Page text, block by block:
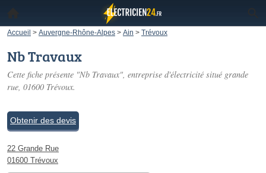
Accueil > Auvergne-Rhône-Alpes > Ain > Trévoux
Nb Travaux
Cette fiche présente "Nb Travaux", entreprise d'électricité situé grande
rue, 01600 Trévoux.
Obtenir des devis
22 Grande Rue
01600 Trévoux